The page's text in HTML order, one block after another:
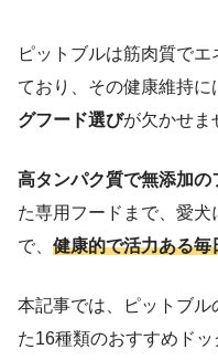
ピットブルは筋肉質で
ており、その健康維持に
グフード選びが欠かせま
高タンパク質で無添加の
た専用フードまで、愛犬
で、 健康的で活力ある毎
本記事では、ピットブ
た16種類のおすすめド